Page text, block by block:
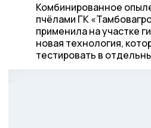
Комбинированное
пчёлами ГК
применила на участке
новая технология,
тестировать в